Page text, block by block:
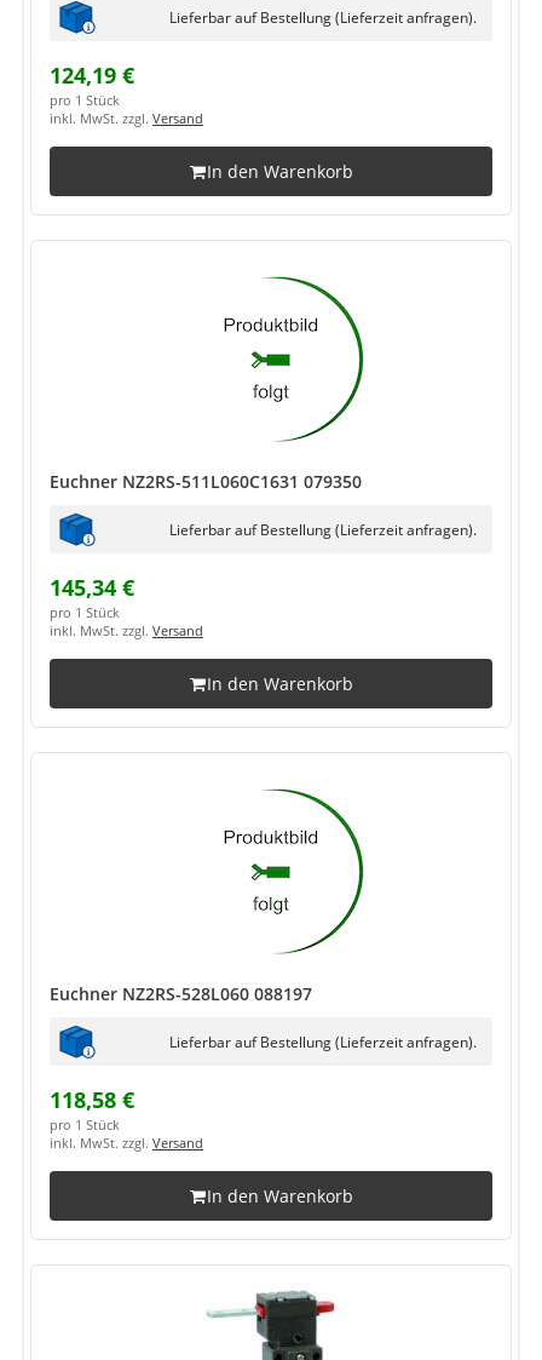
Lieferbar auf Bestellung (Lieferzeit anfragen).
124,19 €
pro 1 Stück
inkl. MwSt. zzgl. Versand
In den Warenkorb
Euchner NZ2RS-511L060C1631 079350
Lieferbar auf Bestellung (Lieferzeit anfragen).
145,34 €
pro 1 Stück
inkl. MwSt. zzgl. Versand
In den Warenkorb
Euchner NZ2RS-528L060 088197
Lieferbar auf Bestellung (Lieferzeit anfragen).
118,58 €
pro 1 Stück
inkl. MwSt. zzgl. Versand
In den Warenkorb